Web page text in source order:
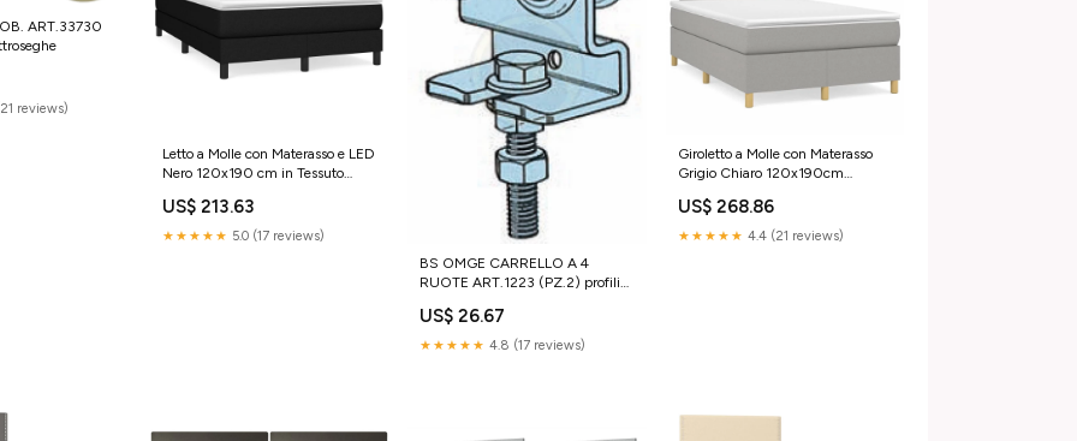
ART.33730
reviews)
Letto a Molle con Materasso e LED
Nero 120x190 cm in Tessuto
US$ 213.63
★★★★★ 5.0 (17 reviews)
BS OMGE CARRELLO A 4
RUOTE ART.1223 (PZ.2) profili
US$ 26.67
★★★★★ 4.8 (17 reviews)
Giroletto a Molle con Materasso
Grigio Chiaro 120x190cm
US$ 268.86
★★★★★ 4.4 (21 reviews)